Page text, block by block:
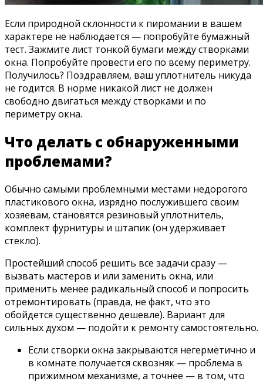
Если природной склонности к пиромании в вашем
характере не наблюдается — попробуйте бумажный
тест. Зажмите лист тонкой бумаги между створками
окна. Попробуйте провести его по всему периметру.
Получилось? Поздравляем, ваш уплотнитель никуда
не годится. В норме никакой лист не должен
свободно двигаться между створками и по
периметру окна.
Что делать с обнаруженными
проблемами?
Обычно самыми проблемными местами недорогого
пластикового окна, изрядно послужившего своим
хозяевам, становятся резиновый уплотнитель,
комплект фурнитуры и штапик (он удерживает
стекло).
Простейший способ решить все задачи сразу —
вызвать мастеров и или заменить окна, или
применить менее радикальный способ и попросить
отремонтировать (правда, не факт, что это
обойдется существенно дешевле). Вариант для
сильных духом — подойти к ремонту самостоятельно.
Если створки окна закрываются негерметично и
в комнате получается сквозняк — проблема в
прижимном механизме, а точнее — в том, что